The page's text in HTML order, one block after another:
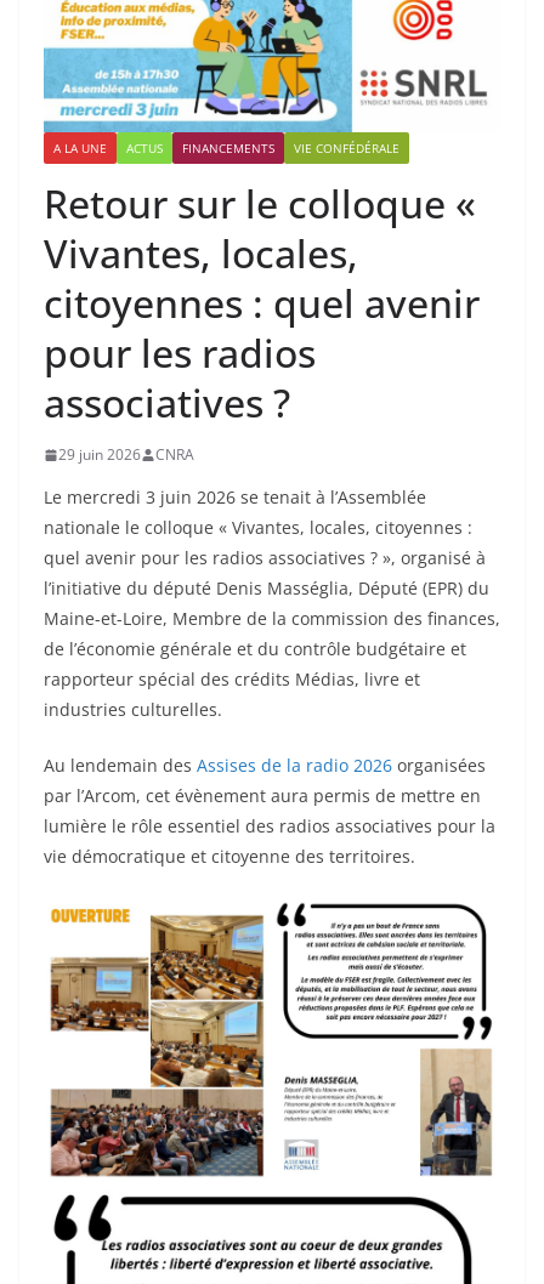
A LA UNE ACTUS FINANCEMENTS VIE CONFÉDÉRALE
Retour sur le colloque «
Vivantes, locales,
citoyennes : quel avenir
pour les radios
associatives ?
29 juin 2026 CNRA
Le mercredi 3 juin 2026 se tenait à l’Assemblée
nationale le colloque « Vivantes, locales, citoyennes :
quel avenir pour les radios associatives ? », organisé à
l’initiative du député Denis Masséglia, Député (EPR) du
Maine-et-Loire, Membre de la commission des finances,
de l’économie générale et du contrôle budgétaire et
rapporteur spécial des crédits Médias, livre et
industries culturelles.
Au lendemain des Assises de la radio 2026 organisées
par l’Arcom, cet évènement aura permis de mettre en
lumière le rôle essentiel des radios associatives pour la
vie démocratique et citoyenne des territoires.